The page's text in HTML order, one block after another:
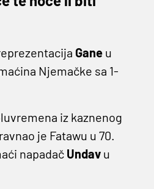
Gane u
Njemačke sa 1-
iz kaznenog
je Fatawu u 70.
napadač Undav u